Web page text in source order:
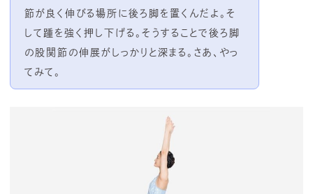
節が良く伸びる場所に後ろ脚を置くんだよ。そ
して踵を強く押し下げる。そうすることで後ろ脚
の股関節の伸展がしっかりと深まる。さあ、やっ
てみて。